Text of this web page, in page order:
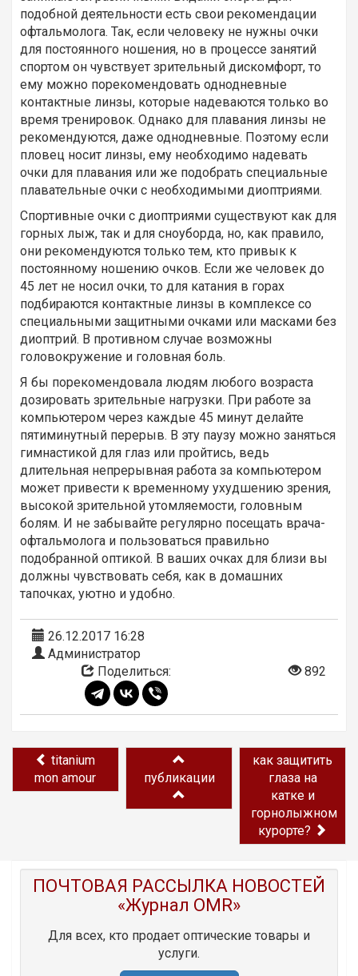
подобной деятельности есть свои рекомендации
офтальмолога. Так, если человеку не нужны очки
для постоянного ношения, но в процессе занятий
спортом он чувствует зрительный дискомфорт, то
ему можно порекомендовать однодневные
контактные линзы, которые надеваются только во
время тренировок. Однако для плавания линзы не
рекомендуются, даже однодневные. Поэтому если
пловец носит линзы, ему необходимо надевать
очки для плавания или же подобрать специальные
плавательные очки с необходимыми диоптриями.
Спортивные очки с диоптриями существуют как для
горных лыж, так и для сноуборда, но, как правило,
они рекомендуются только тем, кто привык к
постоянному ношению очков. Если же человек до
45 лет не носил очки, то для катания в горах
подбираются контактные линзы в комплексе со
специальными защитными очками или масками без
диоптрий. В противном случае возможны
головокружение и головная боль.
Я бы порекомендовала людям любого возраста
дозировать зрительные нагрузки. При работе за
компьютером через каждые 45 минут делайте
пятиминутный перерыв. В эту паузу можно заняться
гимнастикой для глаз или пройтись, ведь
длительная непрерывная работа за компьютером
может привести к временному ухудшению зрения,
высокой зрительной утомляемости, головным
болям. И не забывайте регулярно посещать врача-
офтальмолога и пользоваться правильно
подобранной оптикой. В ваших очках для близи вы
должны чувствовать себя, как в домашних
тапочках, уютно и удобно.
26.12.2017 16:28
Администратор
Поделиться:
892
titanium
mon amour
публикации
как защитить
глаза на
катке и
горнолыжном
курорте?
ПОЧТОВАЯ РАССЫЛКА НОВОСТЕЙ
«Журнал OMR»
Для всех, кто продает оптические товары и
услуги.